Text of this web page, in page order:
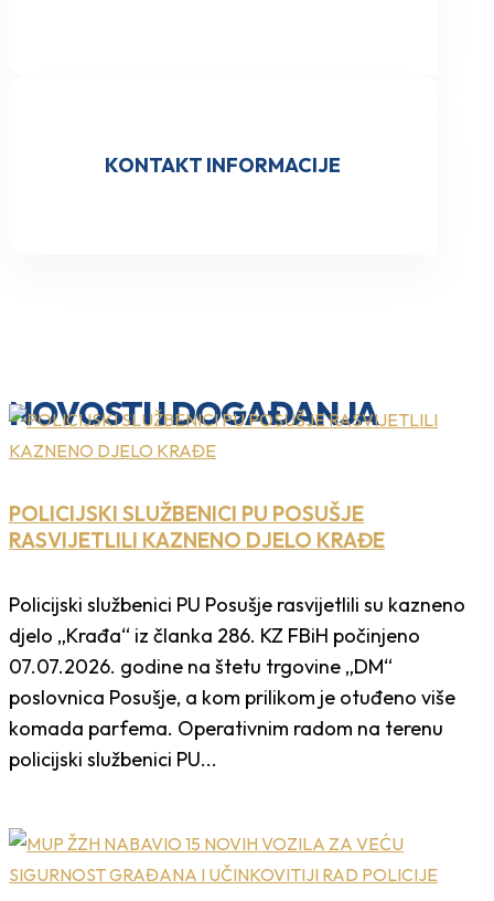
KONTAKT INFORMACIJE
NOVOSTI I DOGAĐANJA
POLICIJSKI SLUŽBENICI PU POSUŠJE
RASVIJETLILI KAZNENO DJELO KRAĐE
Policijski službenici PU Posušje rasvijetlili su kazneno
djelo „Krađa“ iz članka 286. KZ FBiH počinjeno
07.07.2026. godine na štetu trgovine „DM“
poslovnica Posušje, a kom prilikom je otuđeno više
komada parfema. Operativnim radom na terenu
policijski službenici PU...